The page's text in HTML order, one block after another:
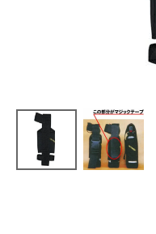
商品カテ
サーカメラ）
屋外防犯・監視カメ
ラ
（SDカード録画）